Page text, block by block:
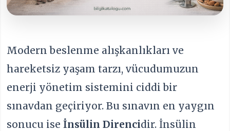
Modern beslenme alışkanlıkları ve
hareketsiz yaşam tarzı, vücudumuzun
enerji yönetim sistemini ciddi bir
sınavdan geçiriyor. Bu sınavın en yaygın
sonucu iseİnsülin Direncidir. İnsülin